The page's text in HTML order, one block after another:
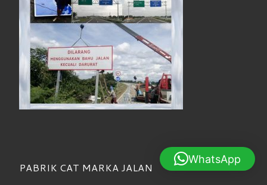
PABRIK CAT MARKA JALAN
WhatsApp